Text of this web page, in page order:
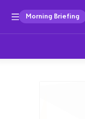
Morning Briefing